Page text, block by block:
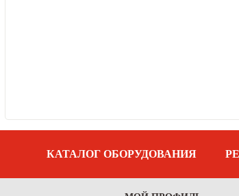
КАТАЛОГ ОБОРУДОВАНИЯ